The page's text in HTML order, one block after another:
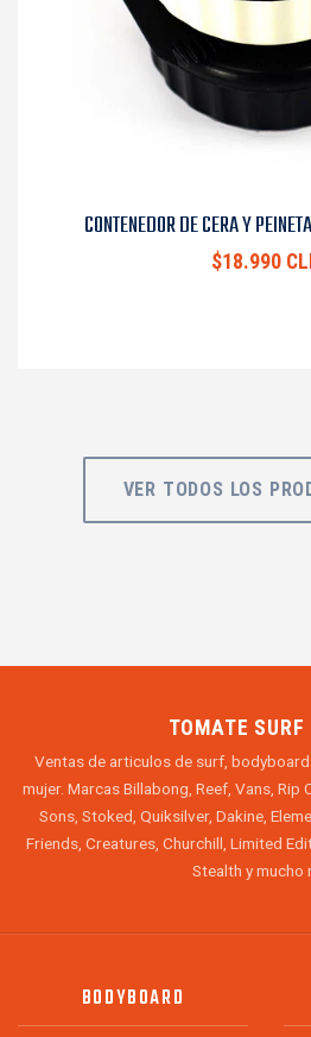
CONTENEDOR DE CERA Y
$18.990
VER TODOS LOS
TOMATE SURF
Ventas de articulos de surf,
mujer. Marcas Billabong, Reef, Vans, Rip
Sons, Stoked, Quiksilver, Dakine,
Friends, Creatures, Churchill, Limited
Stealth y mucho
BODYBOARD